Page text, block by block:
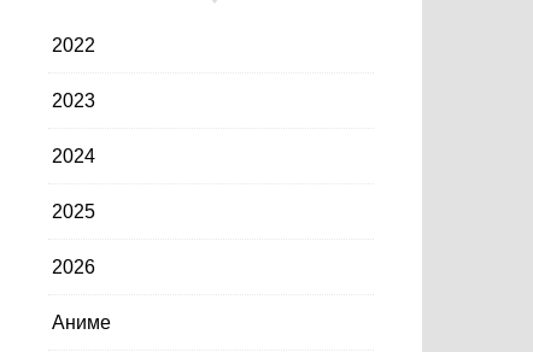
2022
2023
2024
2025
2026
Аниме